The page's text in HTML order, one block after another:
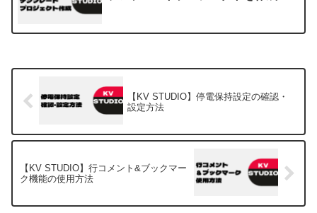
【KV STUDIO】停電保持設定の確認・
設定方法
【KV STUDIO】行コメント&ブックマー
ク機能の使用方法